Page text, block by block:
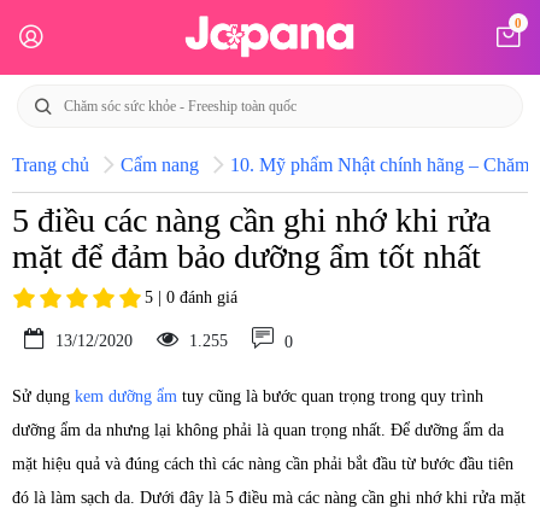
0
Trang chủ Cẩm nang 10. Mỹ phẩm Nhật chính hãng – Chăm
5 điều các nàng cần ghi nhớ khi rửa
mặt để đảm bảo dưỡng ẩm tốt nhất
5 | 0 đánh giá
13/12/2020 1.255 0
Sử dụng kem dưỡng ẩm tuy cũng là bước quan trọng trong quy trình
dưỡng ẩm da nhưng lại không phải là quan trọng nhất. Để dưỡng ẩm da
mặt hiệu quả và đúng cách thì các nàng cần phải bắt đầu từ bước đầu tiên
đó là làm sạch da. Dưới đây là 5 điều mà các nàng cần ghi nhớ khi rửa mặt